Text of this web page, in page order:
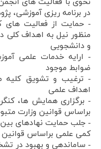
در برنامه ریزی آموزشی،
- حمایت از فعالیت های
منظور نیل به اهداف کلی
و دانشجویی
- ارایه خدمات علمی
ضوابط موجود
- ترغیب و تشویق کلیه
اهداف علمی
- برگزاری همایش ها،
براساس قوانین وزارت
- جلب حمایت نهادهای
کمی علمی براساس
- ساماندهی و بهبود در